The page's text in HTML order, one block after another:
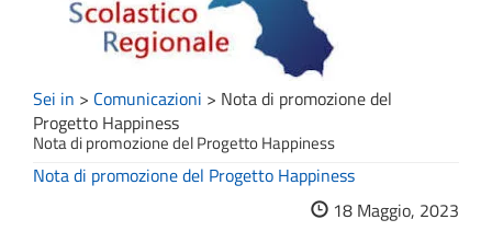
Sei in > Comunicazioni > Nota di promozione del
Progetto Happiness
Nota di promozione del Progetto Happiness
Nota di promozione del Progetto Happiness
18 Maggio, 2023